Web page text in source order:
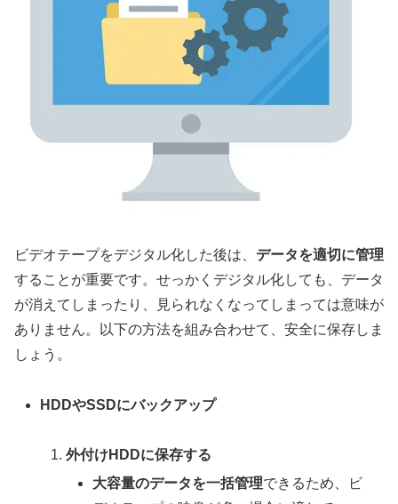
ビデオテープをデジタル化した後は、 データを適切に管理
することが重要です。せっかくデジタル化しても、データ
が消えてしまったり、見られなくなってしまっては意味が
ありません。以下の方法を組み合わせて、安全に保存しま
しょう。
HDDやSSDにバックアップ
外付けHDDに保存する
大容量のデータを一括管理できるため、ビ